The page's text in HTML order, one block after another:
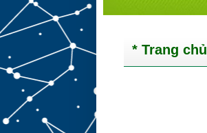
* Trang chủ